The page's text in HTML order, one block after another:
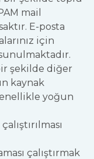
mail
E-posta
için
şekilde diğer
kaynak
yoğun
çalıştırmak